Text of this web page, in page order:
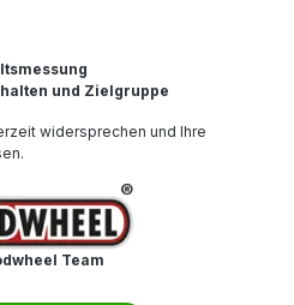
66,41
Preise inkl.
und Zielgruppe
widersprechen und Ihre
Team